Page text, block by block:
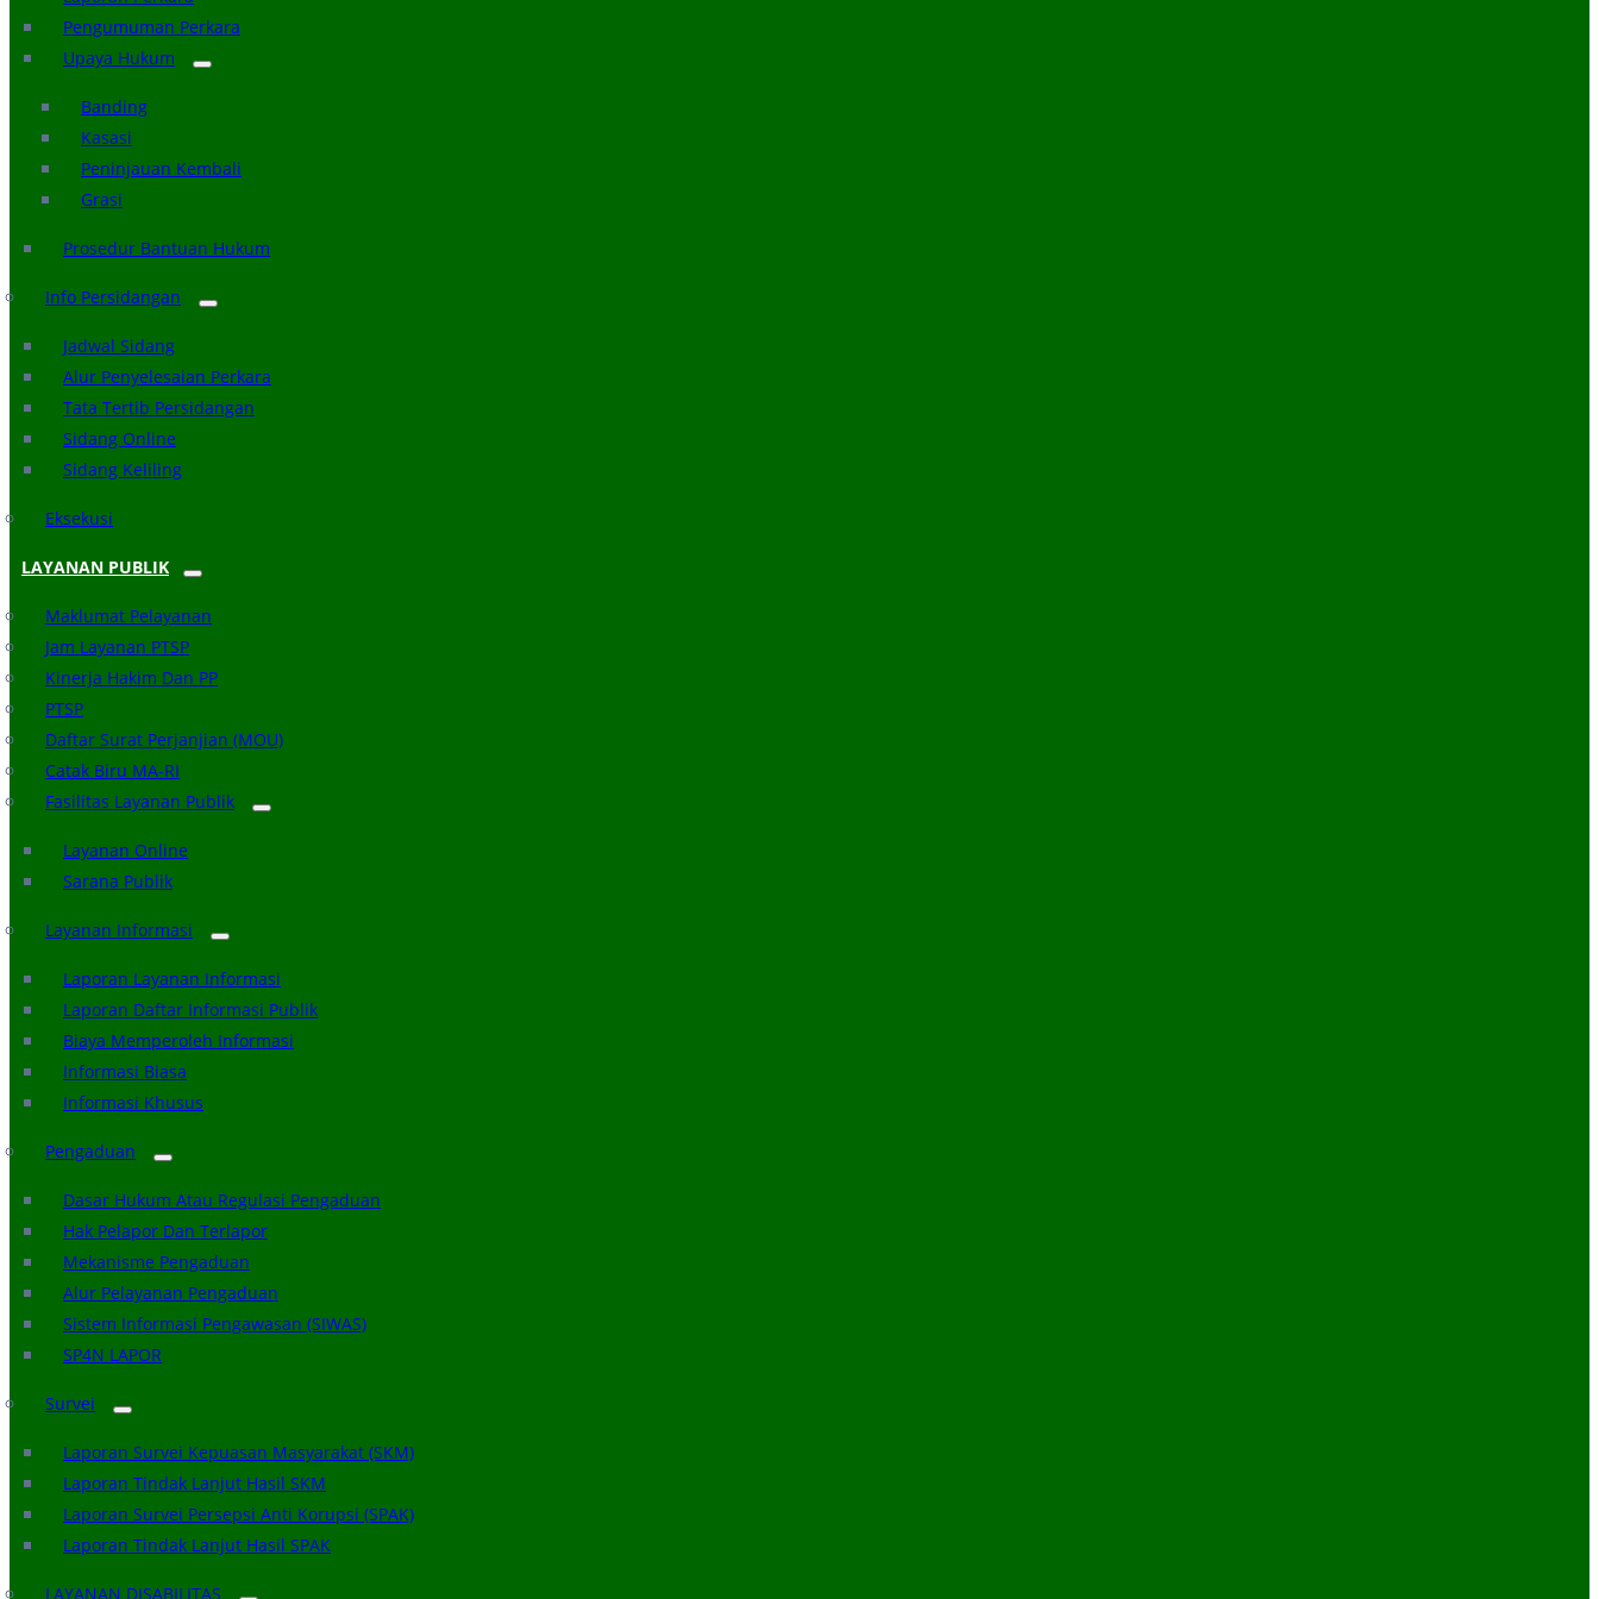
Pengumuman Perkara
Upaya Hukum
Banding
Kasasi
Peninjauan Kembali
Grasi
Prosedur Bantuan Hukum
Info Persidangan
Jadwal Sidang
Alur Penyelesaian Perkara
Tata Tertib Persidangan
Sidang Online
Sidang Keliling
Eksekusi
LAYANAN PUBLIK
Maklumat Pelayanan
Jam Layanan PTSP
Kinerja Hakim Dan PP
PTSP
Daftar Surat Perjanjian (MOU)
Catak Biru MA-RI
Fasilitas Layanan Publik
Layanan Online
Sarana Publik
Layanan Informasi
Laporan Layanan Informasi
Laporan Daftar Informasi Publik
Biaya Memperoleh Informasi
Informasi Biasa
Informasi Khusus
Pengaduan
Dasar Hukum Atau Regulasi Pengaduan
Hak Pelapor Dan Terlapor
Mekanisme Pengaduan
Alur Pelayanan Pengaduan
Sistem Informasi Pengawasan (SIWAS)
SP4N LAPOR
Survei
Laporan Survei Kepuasan Masyarakat (SKM)
Laporan Tindak Lanjut Hasil SKM
Laporan Survei Persepsi Anti Korupsi (SPAK)
Laporan Tindak Lanjut Hasil SPAK
LAYANAN DISABILITAS